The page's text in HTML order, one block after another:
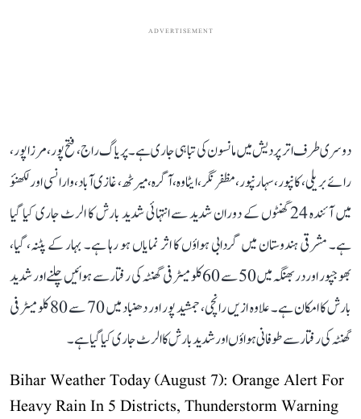
ADVERTISEMENT
دوسری طرف اتر پردیش میں مانسون کی تباہی جاری ہے۔ پریاگ راج، فتح پور، مرزاپور،
رائے بریلی، کانپور، سہارنپور، مظفر نگر، ایٹاوہ، آگرہ، میرٹھ، غازی آباد، وارانسی اور لکھنؤ
میں آئندہ 24 گھنٹوں کے دوران شدید سے انتہائی شدید بارش کا الرٹ جاری کیا گیا
ہے۔ مشرقی ہندوستان میں گردابی ہواؤں کا اثر نمایاں ہو رہا ہے۔ بہار کے پٹنہ، گیا،
بھوجپور اور دربھنگہ میں 50 سے 60 کلومیٹر فی گھنٹہ کی رفتار سے ہوائیں چلنے اور شدید
بارش کا امکان ہے۔ علاوہ ازیں رانچی، جمشید پور اور دھنباد میں 70 سے 80 کلومیٹر فی
گھنٹہ کی رفتار سے طوفانی ہواؤں اور شدید بارش کا الرٹ جاری کیا گیا ہے۔
Bihar Weather Today (August 7): Orange Alert For
Heavy Rain In 5 Districts, Thunderstorm Warning